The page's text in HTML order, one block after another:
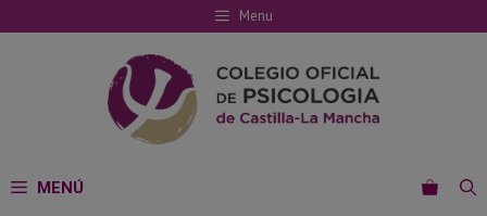
al
Menu
MENÚ